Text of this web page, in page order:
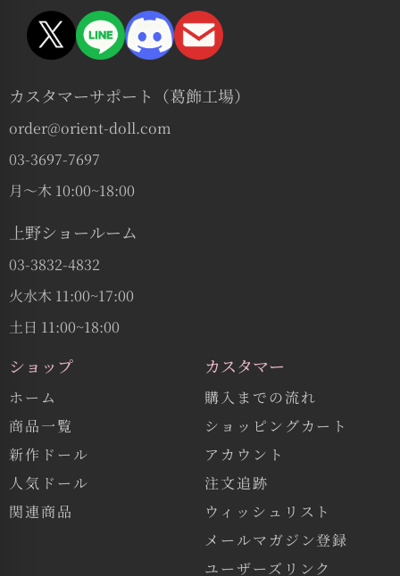
カスタマーサポート（葛飾工場）
order@orient-doll.com
03-3697-7697
月〜木 10:00~18:00
上野ショールーム
03-3832-4832
火水木 11:00~17:00
土日 11:00~18:00
ショップ
ホーム
商品一覧
新作ドール
人気ドール
関連商品
カスタマー
購入までの流れ
ショッピングカート
アカウント
注文追跡
ウィッシュリスト
メールマガジン登録
ユーザーズリンク